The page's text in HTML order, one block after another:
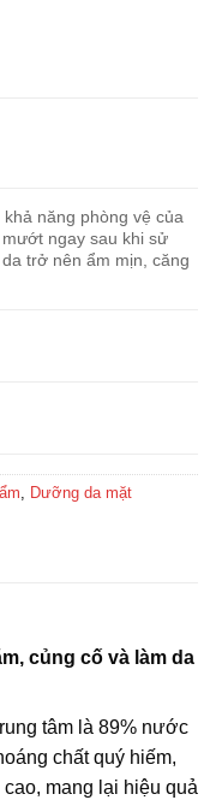
năng phòng vệ của
ngay sau khi sử
trở nên ẩm mịn, căng
Dưỡng da mặt
củng cố và làm da
tâm là 89% nước
chất quý hiếm,
mang lại hiệu quả